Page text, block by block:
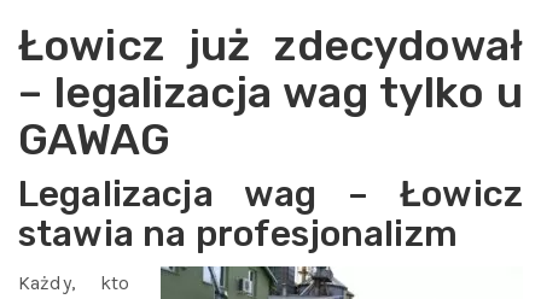
Łowicz już zdecydował
– legalizacja wag tylko u
GAWAG
Legalizacja wag – Łowicz
stawia na profesjonalizm
Każdy, kto